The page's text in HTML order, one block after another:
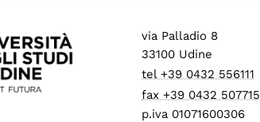
via Palladio 8
33100 Udine
tel +39 0432 556111
fax +39 0432 507715
p.iva 01071600306